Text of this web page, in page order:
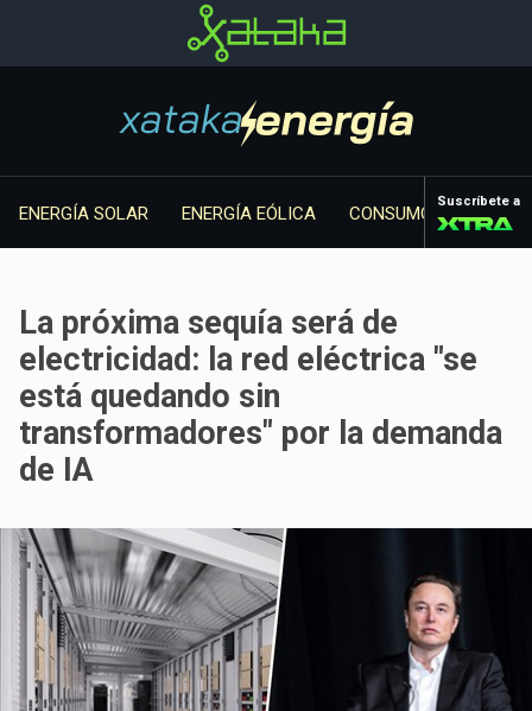
ENERGÍA SOLAR ENERGÍA EÓLICA CONSUMO
Suscríbete a
La próxima sequía será de
electricidad: la red eléctrica "se
está quedando sin
transformadores" por la demanda
de IA